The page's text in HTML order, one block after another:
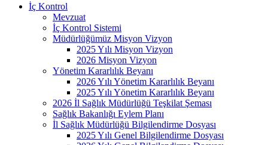
İç Kontrol
Mevzuat
İç Kontrol Sistemi
Müdürlüğümüz Misyon Vizyon
2025 Yılı Misyon Vizyon
2026 Misyon Vizyon
Yönetim Kararlılık Beyanı
2026 Yılı Yönetim Kararlılık Beyanı
2025 Yılı Yönetim Kararlılık Beyanı
2026 İl Sağlık Müdürlüğü Teşkilat Şeması
Sağlık Bakanlığı Eylem Planı
İl Sağlık Müdürlüğü Bilgilendirme Dosyası
2025 Yılı Genel Bilgilendirme Dosyası